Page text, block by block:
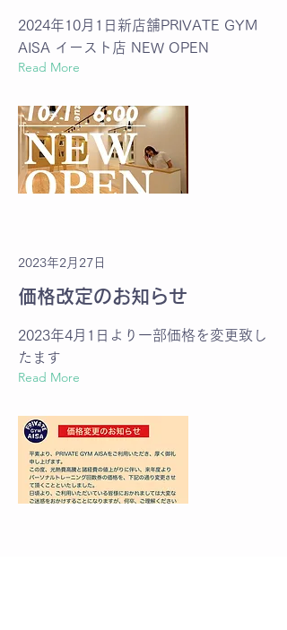
2024年10月1日新店舗PRIVATE GYM
AISA イースト店 NEW OPEN
Read More
2023年2月27日
価格改定のお知らせ
2023年4月1日より一部価格を変更致し
たます
Read More